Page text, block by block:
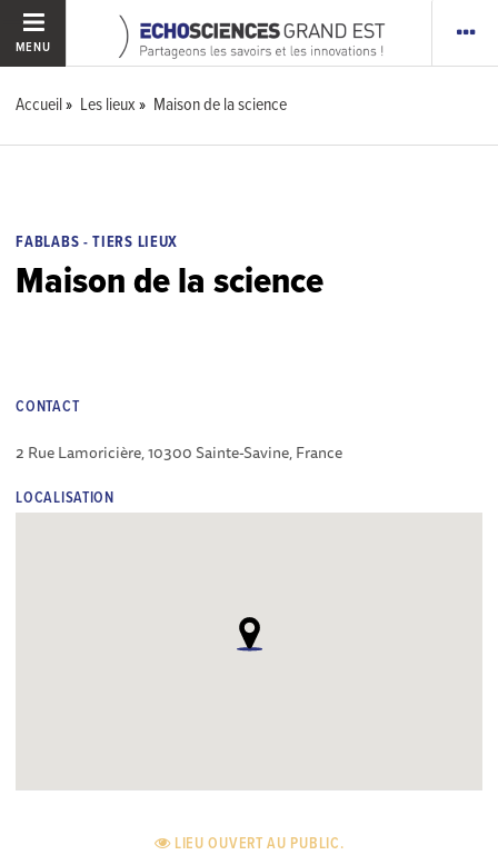
MENU
Accueil Les lieux Maison de la science
FABLABS - TIERS LIEUX
Maison de la science
CONTACT
2 Rue Lamoricière, 10300 Sainte-Savine, France
LOCALISATION
LIEU OUVERT AU PUBLIC.